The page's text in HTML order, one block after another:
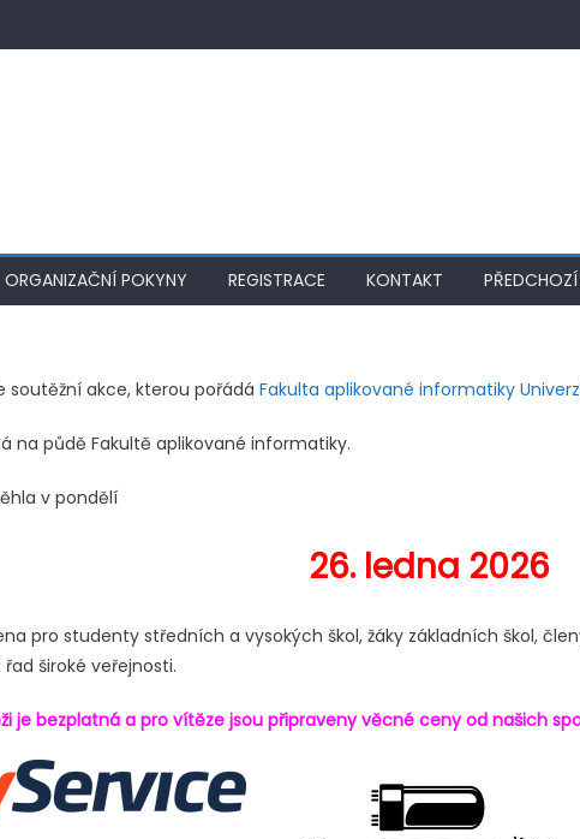
ORGANIZAČNÍ POKYNY REGISTRACE KONTAKT
soutěžní akce, kterou pořádá Fakulta aplikované informatiky
na půdě Fakultě aplikované informatiky.
v pondělí
26. ledna 2026
pro studenty středních a vysokých škol, žáky základních škol,
široké veřejnosti.
je bezplatná a pro vítěze jsou připraveny věcné ceny od našich